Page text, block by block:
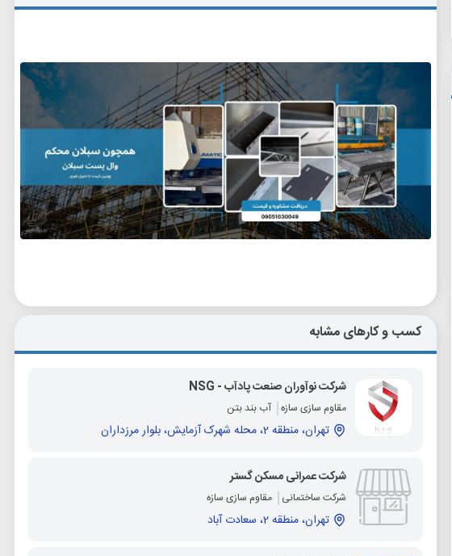
کسب و کارهای مشابه
شرکت نوآوران صنعت پادآب - NSG
مقاوم سازی سازه آب بند بتن
تهران، منطقه 2، محله شهرک آزمایش، بلوار مرزداران
شرکت عمرانی مسکن گستر
شرکت ساختمانی مقاوم سازی سازه
تهران، منطقه 2، سعادت آباد